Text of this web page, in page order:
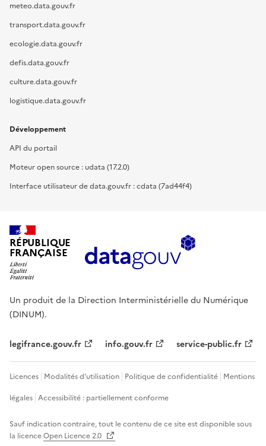
meteo.data.gouv.fr
transport.data.gouv.fr
ecologie.data.gouv.fr
defis.data.gouv.fr
culture.data.gouv.fr
logistique.data.gouv.fr
Développement
API du portail
Moteur open source : udata (17.2.0)
Interface utilisateur de data.gouv.fr : cdata (7ad44f4)
RÉPUBLIQUE
FRANÇAISE
Un produit de la Direction Interministérielle du Numérique
(DINUM).
legifrance.gouv.fr info.gouv.fr service-public.fr
Licences Modalités d'utilisation Politique de confidentialité Mentions
légales Accessibilité : partiellement conforme
Sauf indication contraire, tout le contenu de ce site est disponible sous
la licenceOpen Licence 2.0